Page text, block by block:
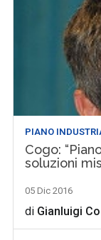
PIANO
Cogo:
soluzioni
05 Dic 2016
di Gianluigi